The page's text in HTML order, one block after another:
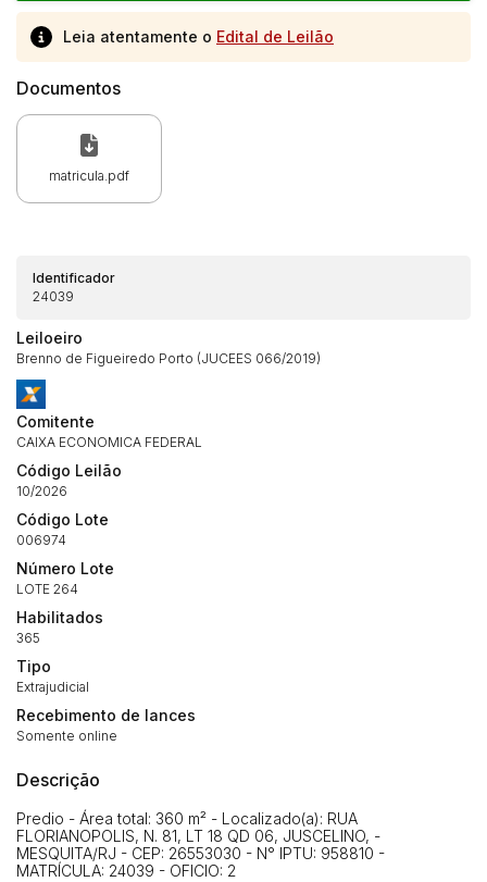
Leia atentamente o Edital de Leilão
Documentos
matricula.pdf
Identificador
24039
Leiloeiro
Brenno de Figueiredo Porto (JUCEES 066/2019)
Comitente
CAIXA ECONOMICA FEDERAL
Código Leilão
10/2026
Código Lote
006974
Número Lote
LOTE 264
Habilitados
365
Tipo
Extrajudicial
Recebimento de lances
Somente online
Descrição
Predio - Área total: 360 m² - Localizado(a): RUA
FLORIANOPOLIS, N. 81, LT 18 QD 06, JUSCELINO, -
MESQUITA/RJ - CEP: 26553030 - N° IPTU: 958810 -
MATRÍCULA: 24039 - OFICIO: 2
Envie sua Proposta
Histórico de Propostas
14/04/2025 18:43:11
14/04/2025 18:43:11
Clique aqui para fazer login
Habilite-se para efetuar lances ou
propostas